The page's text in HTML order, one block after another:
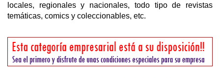
locales, regionales y nacionales, todo tipo de revistas
temáticas, comics y coleccionables, etc.